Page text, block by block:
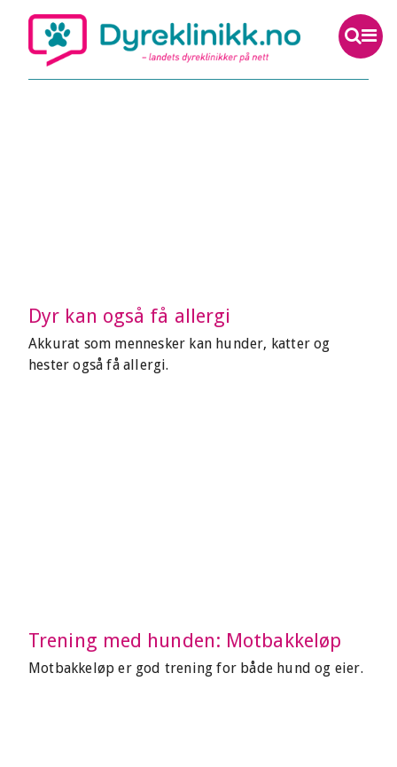
Dyr kan også få allergi
Akkurat som mennesker kan hunder, katter og
hester også få allergi.
Trening med hunden: Motbakkeløp
Motbakkeløp er god trening for både hund og eier.